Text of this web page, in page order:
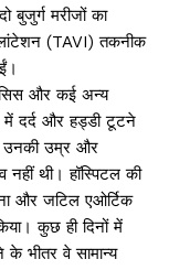
बुजुर्ग मरीजों का
(TAVI) तकनीक
और कई अन्य
में दर्द और हड्डी टूटने
उनकी उम्र और
थी। हॉस्पिटल की
और जटिल एओर्टिक
कुछ ही दिनों में
भीतर वे सामान्य